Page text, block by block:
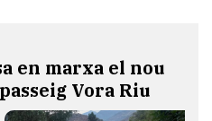
en marxa el nou
Vora Riu